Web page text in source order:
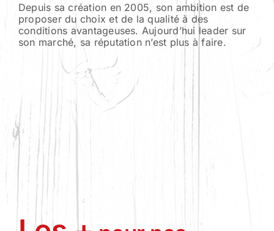
Depuis sa création en 2005, son ambition est de
proposer du choix et de la qualité à des
conditions avantageuses. Aujourd’hui leader sur
son marché, sa réputation n’est plus à faire.